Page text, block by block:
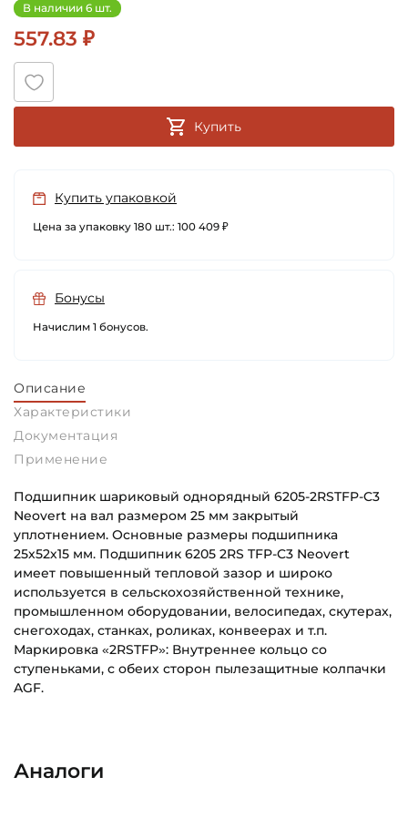
В наличии 6 шт.
557.83 ₽
Купить
Купить упаковкой
Цена за упаковку 180 шт.: 100 409 ₽
Бонусы
Начислим 1 бонусов.
Описание
Характеристики
Применение
Документация
Подшипник шариковый однорядный 6205-2RSTFP-C3
Neovert на вал размером 25 мм закрытый
уплотнением. Основные размеры подшипника
25х52х15 мм. Подшипник 6205 2RS TFP-C3 Neovert
имеет повышенный тепловой зазор и широко
используется в сельскохозяйственной технике,
промышленном оборудовании, велосипедах, скутерах,
снегоходах, станках, роликах, конвеерах и т.п.
Маркировка «2RSTFP»: Внутреннее кольцо со
ступеньками, с обеих сторон пылезащитные колпачки
AGF.
Наружный диаметр (D):
Категория:
Аналоги